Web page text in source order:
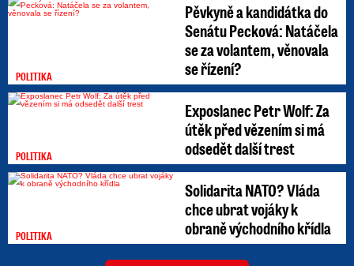
POLITIKA
Pěvkyně a kandidátka do
Senátu Pecková: Natáčela
se za volantem, věnovala
se řízení?
POLITIKA
Exposlanec Petr Wolf: Za
útěk před vězením si má
odsedět další trest
POLITIKA
Solidarita NATO? Vláda
chce ubrat vojáky k
obraně východního křídla